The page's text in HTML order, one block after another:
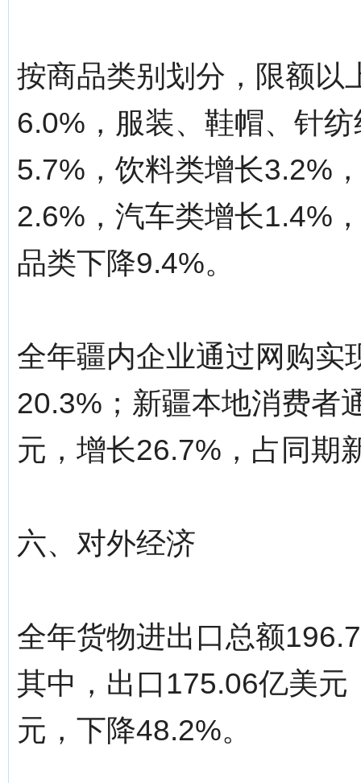
按商品类别划分，限额以
6.0%，服装、鞋帽、针
5.7%，饮料类增长3.2%
2.6%，汽车类增长1.4%
品类下降9.4%。
全年疆内企业通过网购实
20.3%；新疆本地消费者
元，增长26.7%，占同期
六、对外经济
全年货物进出口总额
其中，出口175.06亿美
元，下降48.2%。